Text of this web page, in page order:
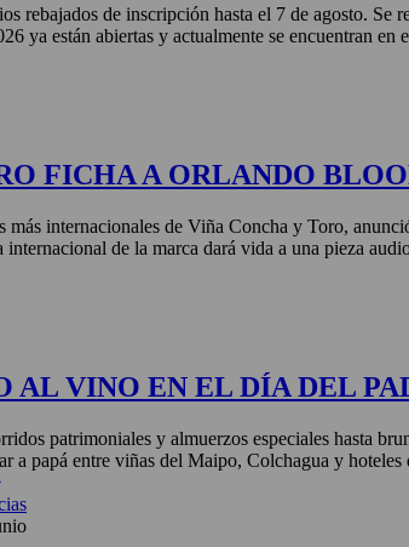
rebajados de inscripción hasta el 7 de agosto.
ya están abiertas y actualmente se encuentran en
FICHA A ORLANDO
más internacionales de Viña Concha y Toro,
internacional de la marca dará vida a una pieza
AL VINO EN EL DÍA DEL
patrimoniales y almuerzos especiales hasta
a papá entre viñas del Maipo, Colchagua y hoteles